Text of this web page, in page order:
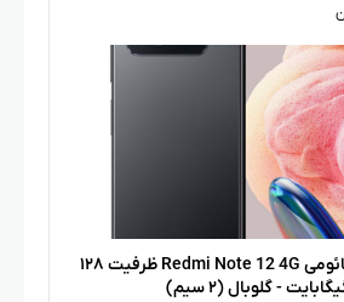
گوشی موبایل شیائومی Redmi Note 12 4G ظرفیت ۱۲۸